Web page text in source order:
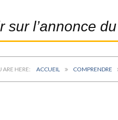
sur l’annonce
ACCUEIL COMPRENDRE